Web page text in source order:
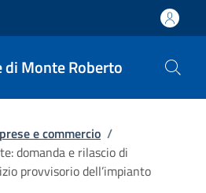
di Monte Roberto
e commercio /
domanda e rilascio di
provvisorio dell’impianto